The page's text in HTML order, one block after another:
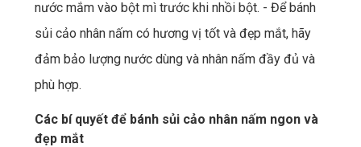
nước mắm vào bột mì trước khi nhồi bột. - Để bánh
sủi cảo nhân nấm có hương vị tốt và đẹp mắt, hãy
đảm bảo lượng nước dùng và nhân nấm đầy đủ và
phù hợp.
Các bí quyết để bánh sủi cảo nhân nấm ngon và
đẹp mắt